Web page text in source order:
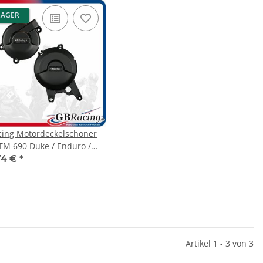
Motordeckelschoner
690 Duke / Enduro /
701
€ *
Artikel 1 - 3 von 3